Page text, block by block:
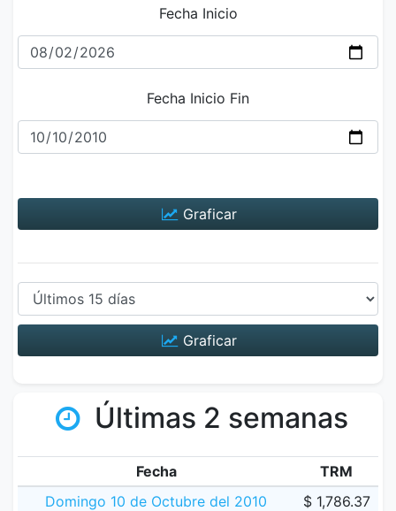
Fecha Inicio
Fecha Inicio Fin
Graficar
Graficar
Últimas 2 semanas
Fecha
TRM
Domingo 10 de Octubre del 2010
$ 1,786.37